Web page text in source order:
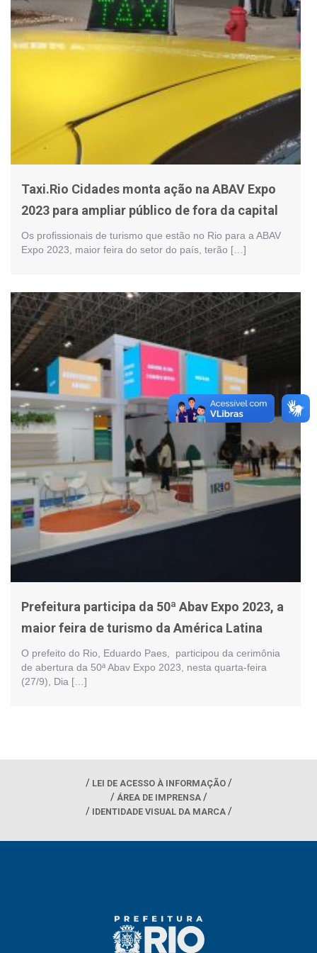
Taxi.Rio Cidades monta ação na ABAV Expo
2023 para ampliar público de fora da capital
Os profissionais de turismo que estão no Rio para a ABAV
Expo 2023, maior feira do setor do país, terão […]
Prefeitura participa da 50ª Abav Expo 2023, a
maior feira de turismo da América Latina
O prefeito do Rio, Eduardo Paes, participou da cerimônia
de abertura da 50ª Abav Expo 2023, nesta quarta-feira
(27/9), Dia […]
LEI DE ACESSO À INFORMAÇÃO
ÁREA DE IMPRENSA
IDENTIDADE VISUAL DA MARCA